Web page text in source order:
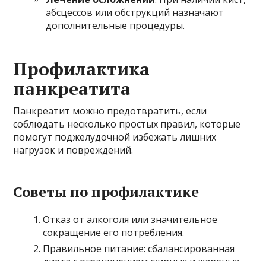
абсцессов или обструкций назначают
дополнительные процедуры.
Профилактика
панкреатита
Панкреатит можно предотвратить, если
соблюдать несколько простых правил, которые
помогут поджелудочной избежать лишних
нагрузок и повреждений.
Советы по профилактике
Отказ от алкоголя или значительное
сокращение его потребления.
Правильное питание: сбалансированная